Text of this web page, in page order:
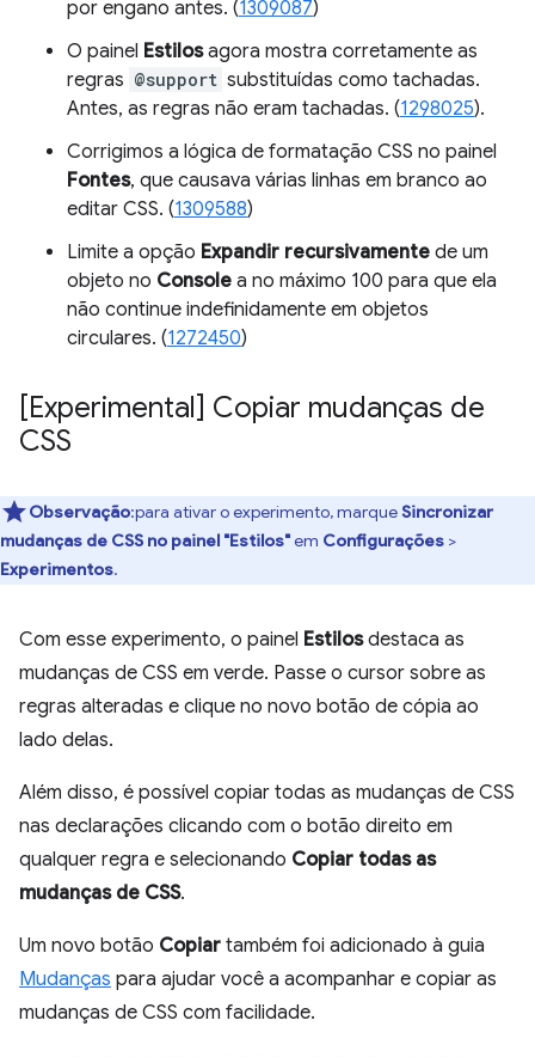
por engano antes. (1309087)
O painel Estilosagora mostra corretamente as
regras @support substituídas como tachadas.
Antes, as regras não eram tachadas. (1298025).
Corrigimos a lógica de formatação CSS no painel
Fontes, que causava várias linhas em branco ao
editar CSS. (1309588)
Limite a opção Expandir recursivamente de um
objeto no Console a no máximo 100 para que ela
não continue indefinidamente em objetos
circulares. (1272450)
[Experimental] Copiar mudanças de
CSS
Observação:para ativar o experimento, marqueSincronizar
mudanças de CSS no painel "Estilos"em Configurações >
Experimentos.
Com esse experimento, o painel Estilosdestaca as
mudanças de CSS em verde. Passe o cursor sobre as
regras alteradas e clique no novo botão de cópia ao
lado delas.
Além disso, é possível copiar todas as mudanças de CSS
nas declarações clicando com o botão direito em
qualquer regra e selecionando Copiar todas as
mudanças de CSS.
Um novo botão Copiar também foi adicionado à guia
Mudanças para ajudar você a acompanhar e copiar as
mudanças de CSS com facilidade.